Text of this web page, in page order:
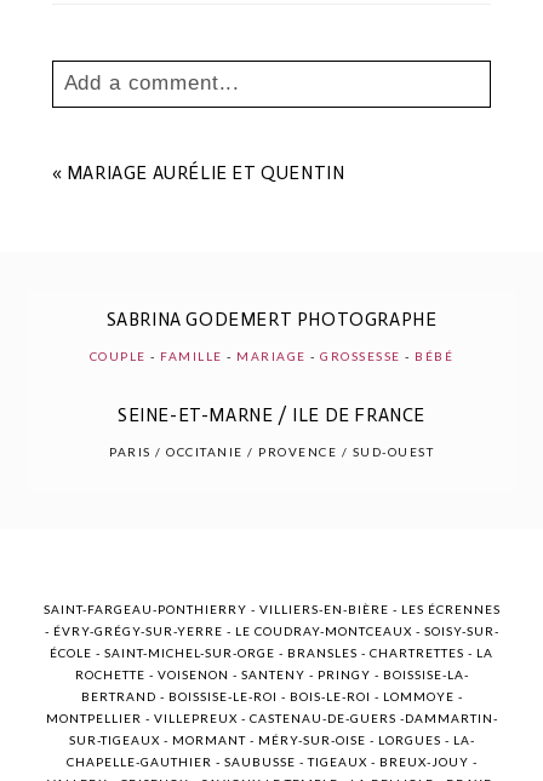
Add a comment...
Les champs marqués sont requis *
POST COMMENT
« MARIAGE AURÉLIE ET QUENTIN
SABRINA GODEMERT PHOTOGRAPHE
COUPLE - FAMILLE - MARIAGE -GROSSESSE - BÉBÉ
SEINE-ET-MARNE / ILE DE FRANCE
PARIS / OCCITANIE / PROVENCE / SUD-OUEST
SAINT-FARGEAU-PONTHIERRY - VILLIERS-EN-BIÈRE - LES ÉCRENNES
- ÉVRY-GRÉGY-SUR-YERRE - LE COUDRAY-MONTCEAUX - SOISY-SUR-
ÉCOLE - SAINT-MICHEL-SUR-ORGE - BRANSLES - CHARTRETTES - LA
ROCHETTE - VOISENON - SANTENY - PRINGY - BOISSISE-LA-
BERTRAND - BOISSISE-LE-ROI - BOIS-LE-ROI - LOMMOYE -
MONTPELLIER - VILLEPREUX - CASTENAU-DE-GUERS -DAMMARTIN-
SUR-TIGEAUX - MORMANT - MÉRY-SUR-OISE - LORGUES - LA-
CHAPELLE-GAUTHIER - SAUBUSSE - TIGEAUX - BREUX-JOUY -